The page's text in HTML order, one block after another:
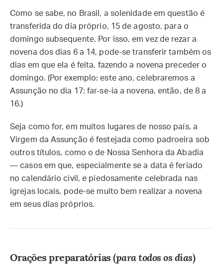
Como se sabe, no Brasil, a solenidade em questão é
transferida do dia próprio, 15 de agosto, para o
domingo subsequente. Por isso, em vez de rezar a
novena dos dias 6 a 14, pode-se transferir também os
dias em que ela é feita, fazendo a novena preceder o
domingo. (Por exemplo: este ano, celebraremos a
Assunção no dia 17; far-se-ia a novena, então, de 8 a
16.)
Seja como for, em muitos lugares de nosso país, a
Virgem da Assunção é festejada como padroeira sob
outros títulos, como o de Nossa Senhora da Abadia
— casos em que, especialmente se a data é feriado
no calendário civil, e piedosamente celebrada nas
igrejas locais, pode-se muito bem realizar a novena
em seus dias próprios.
Orações preparatórias (para todos os dias)